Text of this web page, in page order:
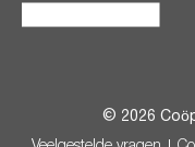
© 2026